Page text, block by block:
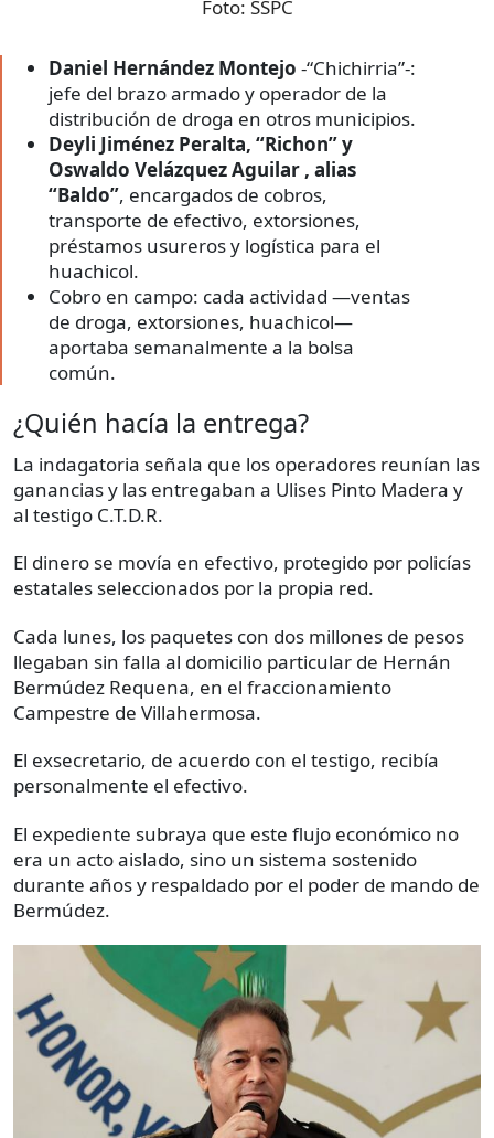
Foto: SSPC
Daniel Hernández Montejo -“Chichirria”-:
jefe del brazo armado y operador de la
distribución de droga en otros municipios.
Deyli Jiménez Peralta, “Richon” y
Oswaldo Velázquez Aguilar , alias
“Baldo”, encargados de cobros,
transporte de efectivo, extorsiones,
préstamos usureros y logística para el
huachicol.
Cobro en campo: cada actividad —ventas
de droga, extorsiones, huachicol—
aportaba semanalmente a la bolsa
común.
¿Quién hacía la entrega?
La indagatoria señala que los operadores reunían las
ganancias y las entregaban a Ulises Pinto Madera y
al testigo C.T.D.R.
El dinero se movía en efectivo, protegido por policías
estatales seleccionados por la propia red.
Cada lunes, los paquetes con dos millones de pesos
llegaban sin falla al domicilio particular de Hernán
Bermúdez Requena, en el fraccionamiento
Campestre de Villahermosa.
El exsecretario, de acuerdo con el testigo, recibía
personalmente el efectivo.
El expediente subraya que este flujo económico no
era un acto aislado, sino un sistema sostenido
durante años y respaldado por el poder de mando de
Bermúdez.